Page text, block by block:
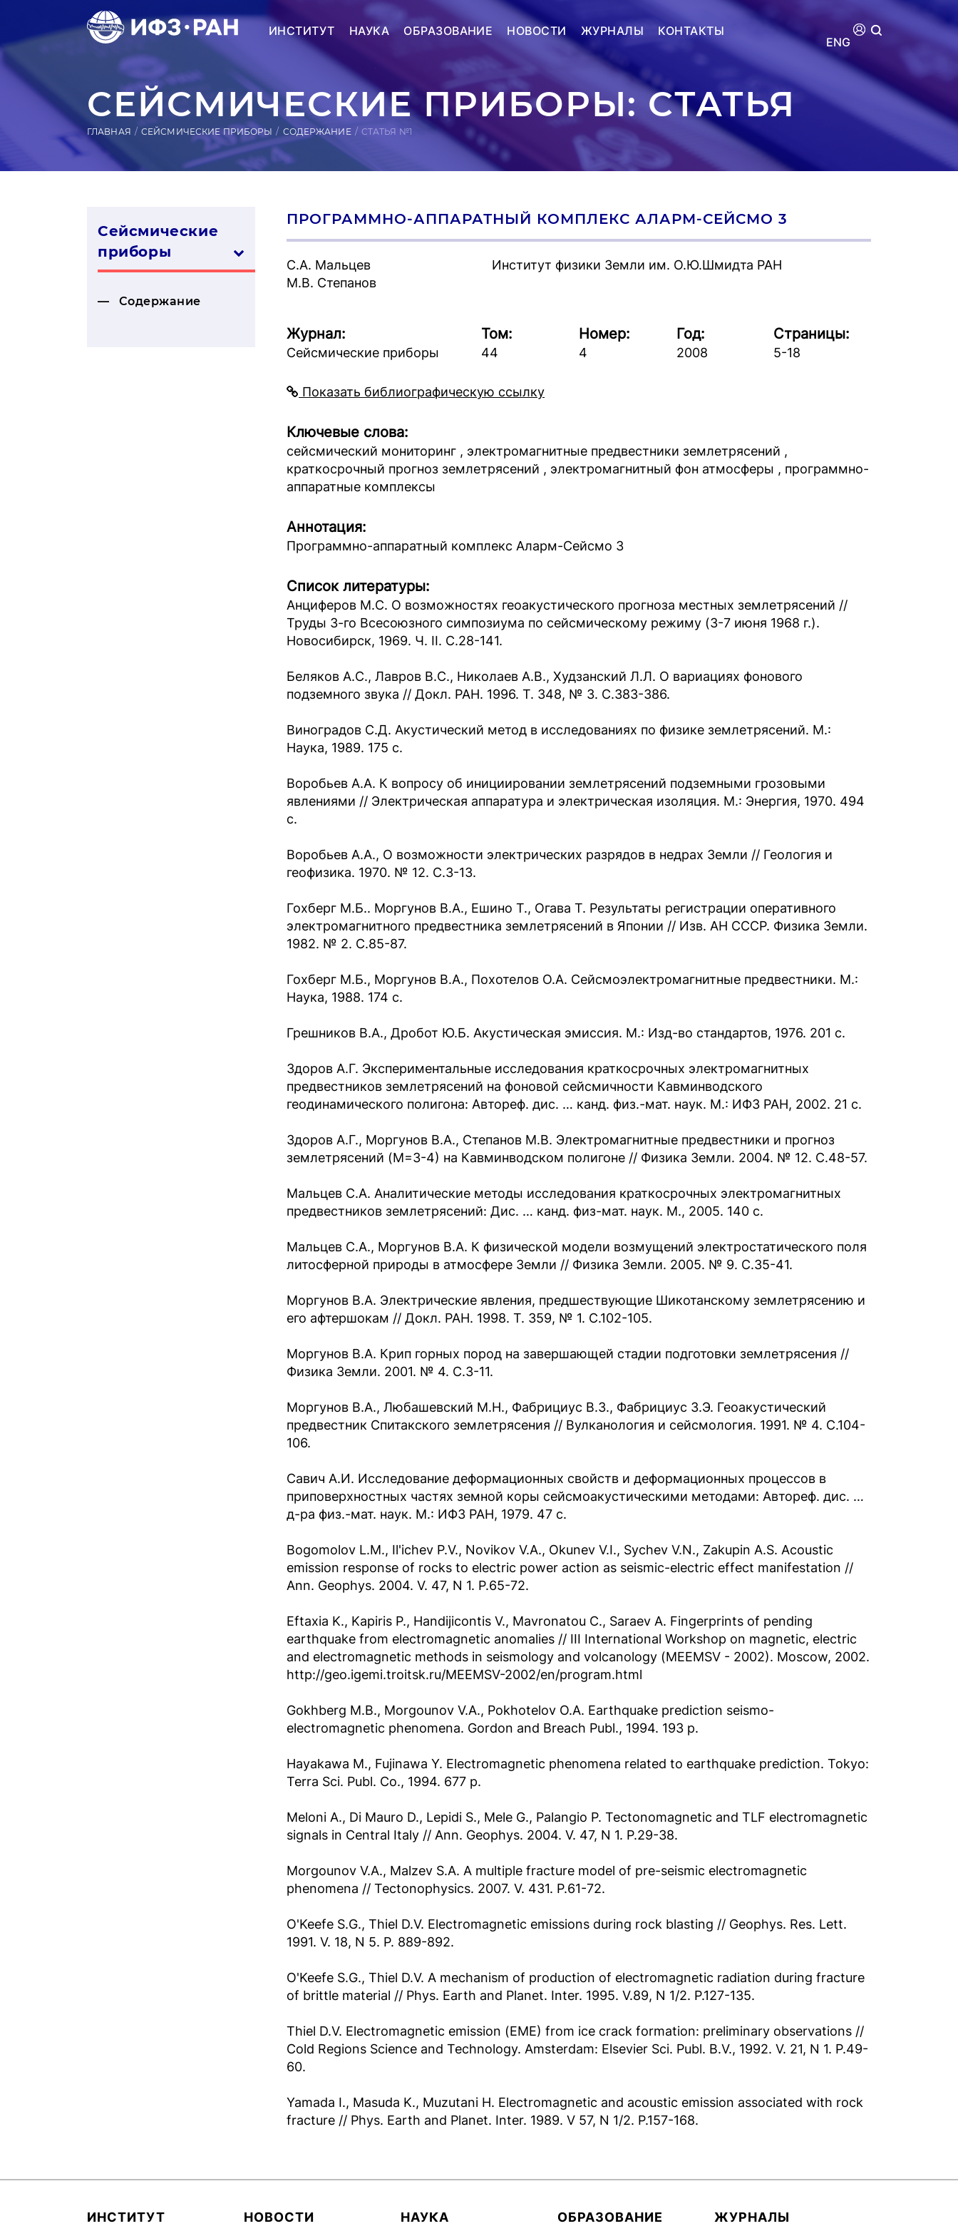
ИНСТИТУТ НАУКА ОБРАЗОВАНИЕ НОВОСТИ ЖУРНАЛЫ
КОНТАКТЫ
ENG
СЕЙСМИЧЕСКИЕ ПРИБОРЫ: СТАТЬЯ
ГЛАВНАЯ СЕЙСМИЧЕСКИЕ ПРИБОРЫ СОДЕРЖАНИЕ СТАТЬЯ №1
Сейсмические
приборы
Содержание
ПРОГРАММНО-АППАРАТНЫЙ КОМПЛЕКС АЛАРМ-СЕЙСМО 3
С.А. Мальцев
М.В. Степанов
Институт физики Земли им. О.Ю.Шмидта РАН
Журнал:
Сейсмические приборы
Том:
44
Номер:
4
Год:
2008
Страницы:
5-18
Показать библиографическую ссылку
Ключевые слова:
сейсмический мониторинг , электромагнитные предвестники землетрясений ,
краткосрочный прогноз землетрясений , электромагнитный фон атмосферы , программно-
аппаратные комплексы
Аннотация:
Программно-аппаратный комплекс Аларм-Сейсмо 3
Список литературы:
Анциферов М.С. О возможностях геоакустического прогноза местных землетрясений //
Труды 3-го Всесоюзного симпозиума по сейсмическому режиму (3-7 июня 1968 г.).
Новосибирск, 1969. Ч. II. С.28-141.
Беляков А.С., Лавров В.С., Николаев А.В., Худзанский Л.Л. О вариациях фонового
подземного звука // Докл. РАН. 1996. Т. 348, № 3. C.383-386.
Виноградов С.Д. Акустический метод в исследованиях по физике землетрясений. М.:
Наука, 1989. 175 с.
Воробьев А.А. К вопросу об инициировании землетрясений подземными грозовыми
явлениями // Электрическая аппаратура и электрическая изоляция. М.: Энергия, 1970. 494
с.
Воробьев А.А., О возможности электрических разрядов в недрах Земли // Геология и
геофизика. 1970. № 12. С.3-13.
Гохберг М.Б.. Моргунов В.А., Ешино Т., Огава Т. Результаты регистрации оперативного
электромагнитного предвестника землетрясений в Японии // Изв. АН СССР. Физика Земли.
1982. № 2. С.85-87.
Гохберг М.Б., Моргунов В.А., Похотелов О.А. Сейсмоэлектромагнитные предвестники. М.:
Наука, 1988. 174 с.
Грешников В.А., Дробот Ю.Б. Акустическая эмиссия. М.: Изд-во стандартов, 1976. 201 с.
Здоров А.Г. Экспериментальные исследования краткосрочных электромагнитных
предвестников землетрясений на фоновой сейсмичности Кавминводского
геодинамического полигона: Автореф. дис. … канд. физ.-мат. наук. М.: ИФЗ РАН, 2002. 21 с.
Здоров А.Г., Моргунов В.А., Степанов М.В. Электромагнитные предвестники и прогноз
землетрясений (М=3-4) на Кавминводском полигоне // Физика Земли. 2004. № 12. С.48-57.
Мальцев С.А. Аналитические методы исследования краткосрочных электромагнитных
предвестников землетрясений: Дис. … канд. физ-мат. наук. М., 2005. 140 с.
Мальцев С.А., Моргунов В.А. К физической модели возмущений электростатического поля
литосферной природы в атмосфере Земли // Физика Земли. 2005. № 9. C.35-41.
Моргунов В.А. Электрические явления, предшествующие Шикотанскому землетрясению и
его афтершокам // Докл. РАН. 1998. Т. 359, № 1. С.102-105.
Моргунов В.А. Крип горных пород на завершающей стадии подготовки землетрясения //
Физика Земли. 2001. № 4. С.3-11.
Моргунов В.А., Любашевский М.Н., Фабрициус В.З., Фабрициус З.Э. Геоакустический
предвестник Спитакского землетрясения // Вулканология и сейсмология. 1991. № 4. С.104-
106.
Савич А.И. Исследование деформационных свойств и деформационных процессов в
приповерхностных частях земной коры сейсмоакустическими методами: Автореф. дис. …
д-ра физ.-мат. наук. М.: ИФЗ РАН, 1979. 47 с.
Bogomolov L.M., Il'ichev P.V., Novikov V.A., Okunev V.I., Sychev V.N., Zakupin A.S. Acoustic
emission response of rocks to electric power action as seismic-electric effect manifestation //
Ann. Geophys. 2004. V. 47, N 1. P.65-72.
Eftaxia K., Kapiris P., Handijicontis V., Mavronatou C., Saraev A. Fingerprints of pending
earthquake from electromagnetic anomalies // III International Workshop on magnetic, electric
and electromagnetic methods in seismology and volcanology (MEEMSV - 2002). Moscow, 2002.
http://geo.igemi.troitsk.ru/MEEMSV-2002/en/program.html
Gokhberg M.B., Morgounov V.A., Pokhotelov O.A. Earthquake prediction seismo-
electromagnetic phenomena. Gordon and Breach Publ., 1994. 193 p.
Hayakawa M., Fujinawa Y. Electromagnetic phenomena related to earthquake prediction. Tokyo:
Terra Sci. Publ. Co., 1994. 677 p.
Meloni A., Di Mauro D., Lepidi S., Mele G., Palangio P. Tectonomagnetic and TLF electromagnetic
signals in Central Italy // Ann. Geophys. 2004. V. 47, N 1. P.29-38.
Morgounov V.A., Malzev S.A. A multiple fracture model of pre-seismic electromagnetic
phenomena // Tectonophysics. 2007. V. 431. P.61-72.
O'Keefe S.G., Thiel D.V. Electromagnetic emissions during rock blasting // Geophys. Res. Lett.
1991. V. 18, N 5. P. 889-892.
O'Keefe S.G., Thiel D.V. A mechanism of production of electromagnetic radiation during fracture
of brittle material // Phys. Earth and Planet. Inter. 1995. V.89, N 1/2. P.127-135.
Thiel D.V. Electromagnetic emission (EME) from ice crack formation: preliminary observations //
Cold Regions Science and Technology. Amsterdam: Elsevier Sci. Publ. B.V., 1992. V. 21, N 1. P.49-
60.
Yamada I., Masuda K., Muzutani H. Electromagnetic and acoustic emission associated with rock
fracture // Phys. Earth and Planet. Inter. 1989. V 57, N 1/2. P.157-168.
ИНСТИТУТ НОВОСТИ НАУКА ОБРАЗОВАНИЕ ЖУРНАЛЫ